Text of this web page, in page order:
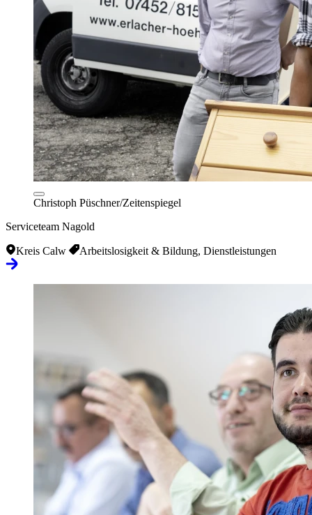
Christoph Püschner/Zeitenspiegel
Serviceteam Nagold
Kreis Calw Arbeitslosigkeit & Bildung, Dienstleistungen